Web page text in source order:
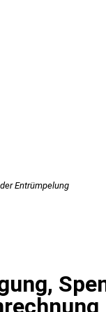
Entrümpelung